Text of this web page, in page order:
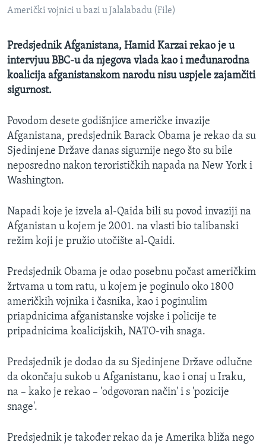
MAGAZIN
Learning English
PRATITE NAS
Jezici
Američki vojnici u bazi u Jalalabadu (File)
Predsjednik Afganistana, Hamid Karzai rekao je u
intervjuu BBC-u da njegova vlada kao i međunarodna
koalicija afganistanskom narodu nisu uspjele zajamčiti
sigurnost.
Povodom desete godišnjice američke invazije
Afganistana, predsjednik Barack Obama je rekao da su
Sjedinjene Države danas sigurnije nego što su bile
neposredno nakon terorističkih napada na New York i
Washington.
Napadi koje je izvela al-Qaida bili su povod invaziji na
Afganistan u kojem je 2001. na vlasti bio talibanski
režim koji je pružio utočište al-Qaidi.
Predsjednik Obama je odao posebnu počast američkim
žrtvama u tom ratu, u kojem je poginulo oko 1800
američkih vojnika i časnika, kao i poginulim
priapdnicima afganistanske vojske i policije te
pripadnicima koalicijskih, NATO-vih snaga.
Predsjednik je dodao da su Sjedinjene Države odlučne
da okončaju sukob u Afganistanu, kao i onaj u Iraku,
na – kako je rekao – 'odgovoran način' i s 'pozicije
snage'.
Predsjednik je također rekao da je Amerika bliža nego